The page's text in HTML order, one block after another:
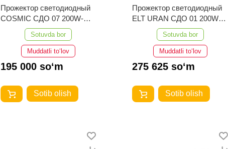
Прожектор светодиодный
COSMIC СДО 07 200W-
IP66-6500K-Черный
Sotuvda bor
Muddatli to‘lov
195 000 so‘m
Sotib olish
Прожектор светодиодный
ELT URAN СДО 01 200W
IP65 6500K Черный
Sotuvda bor
Muddatli to‘lov
275 625 so‘m
Sotib olish